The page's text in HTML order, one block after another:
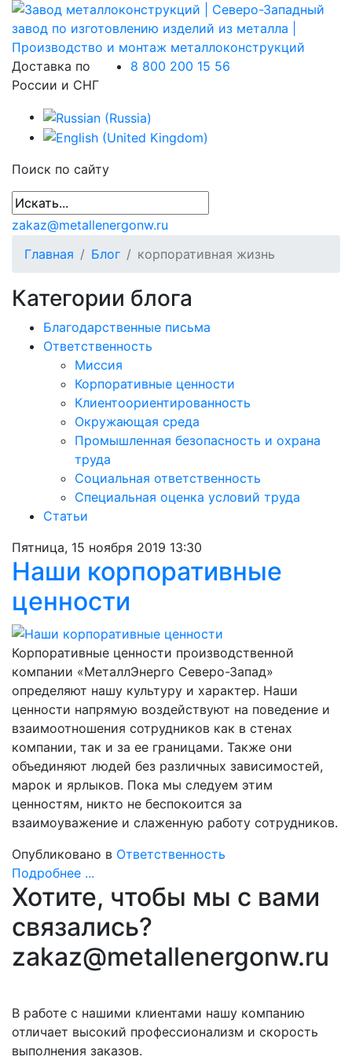
Доставка по
России и СНГ
8 800 200 15 56
Поиск по сайту
zakaz@metallenergonw.ru
Главная
Блог корпоративная жизнь
Категории блога
Благодарственные письма
Ответственность
Миссия
Корпоративные ценности
Клиентоориентированность
Окружающая среда
Промышленная безопасность и охрана
труда
Социальная ответственность
Специальная оценка условий труда
Статьи
Пятница, 15 ноября 2019 13:30
Наши корпоративные
ценности
Корпоративные ценности производственной
компании «МеталлЭнерго Северо-Запад»
определяют нашу культуру и характер. Наши
ценности напрямую воздействуют на поведение и
взаимоотношения сотрудников как в стенах
компании, так и за ее границами. Также они
объединяют людей без различных зависимостей,
марок и ярлыков. Пока мы следуем этим
ценностям, никто не беспокоится за
взаимоуважение и слаженную работу сотрудников.
Опубликовано в Ответственность
Подробнее ...
Хотите, чтобы мы с вами
связались?
zakaz@metallenergonw.ru
В работе с нашими клиентами нашу компанию
отличает высокий профессионализм и скорость
выполнения заказов.